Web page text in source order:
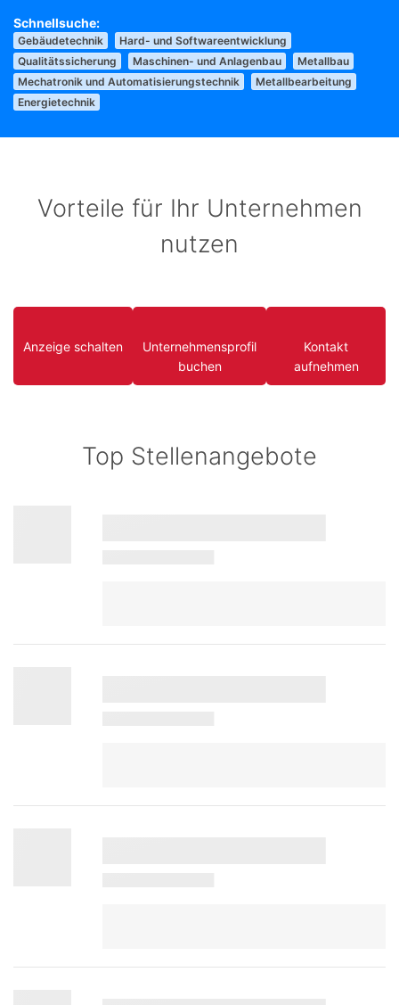
Gebäudetechnik
Hard- und Softwareentwicklung
Qualitätssicherung
Maschinen- und Anlagenbau
Metallbau
Mechatronik und Automatisierungstechnik
Metallbearbeitung
Energietechnik
Vorteile für Ihr Unternehmen
nutzen
Anzeige schalten
Unternehmensprofil
buchen
Kontakt
aufnehmen
Top Stellenangebote